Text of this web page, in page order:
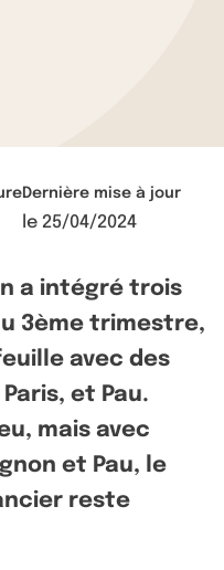
Dernière mise à jour
le 25/04/2024
a intégré trois
3ème trimestre,
avec des
et Pau.
mais avec
et Pau, le
reste